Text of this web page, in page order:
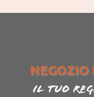
NEGOZIO
Il tuo